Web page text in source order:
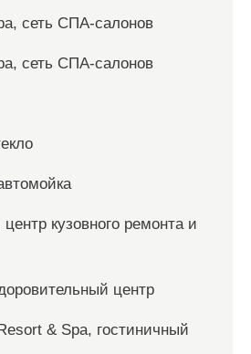
сеть СПА-салонов
сеть СПА-салонов
кузовного ремонта и
центр
& Spa, гостиничный